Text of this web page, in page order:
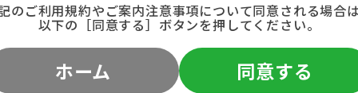
のご利用規約やご案内注意事項について同意される場合
以下の［同意する］ボタンを押してください。
ホーム 同意する